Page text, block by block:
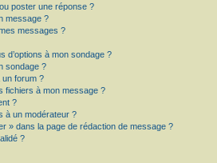
poster une réponse ?
message ?
messages ?
d’options à mon sondage ?
sondage ?
un forum ?
fichiers à mon message ?
?
à un modérateur ?
» dans la page de rédaction de message ?
?